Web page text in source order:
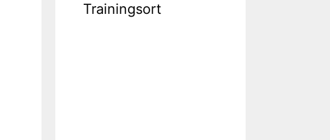
Trainingsort